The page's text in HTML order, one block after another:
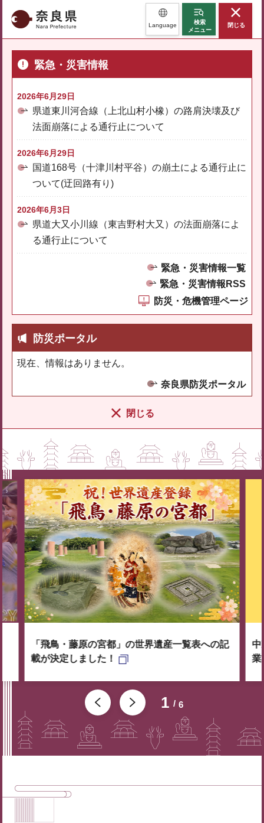
奈良県 Language
検索
メニュー
閉じる
緊急・災害情報
2026年6月29日
県道東川河合線（上北山村小橡）の路肩決壊及び
法面崩落による通行止について
2026年6月29日
国道168号（十津川村平谷）の崩土による通行止に
ついて(迂回路有り)
2026年6月3日
県道大又小川線（東吉野村大又）の法面崩落によ
る通行止について
緊急・災害情報一覧
緊急・災害情報RSS
防災・危機管理ページ
防災ポータル
現在、情報はありません。
奈良県防災ポータル
閉じる
1 6
「飛鳥・藤原の宮都」の世界遺産一覧表への記
載が決定しました！
中
業